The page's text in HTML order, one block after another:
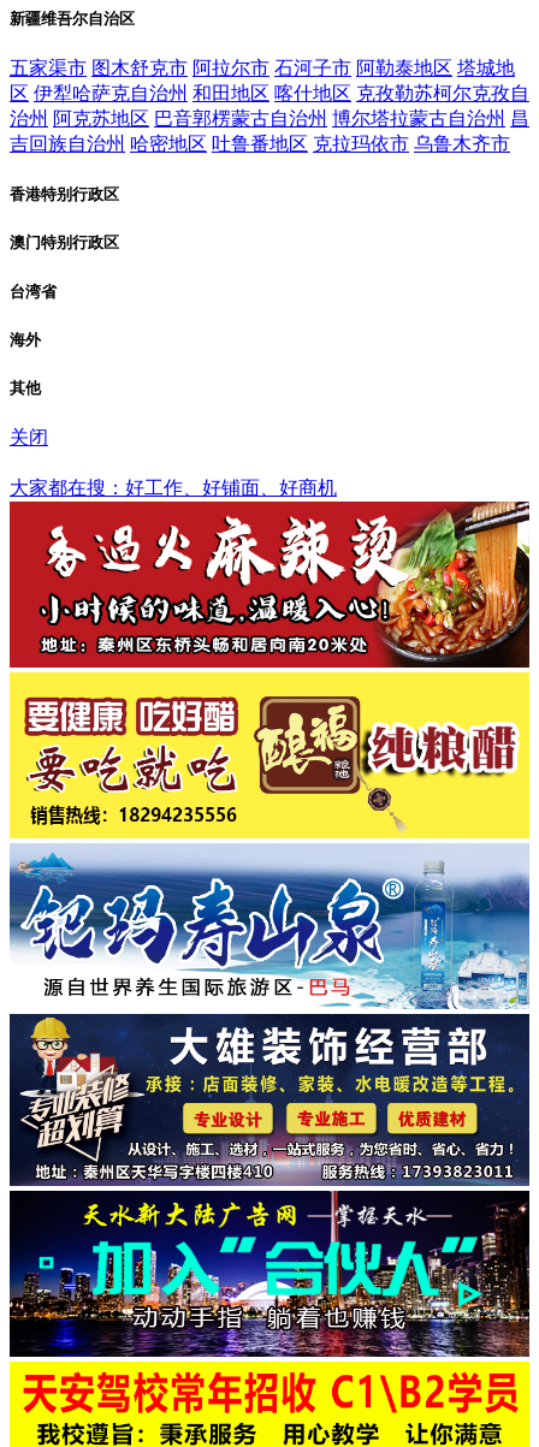
新疆维吾尔自治区
五家渠市 图木舒克市 阿拉尔市 石河子市 阿勒泰地区 塔城地
区 伊犁哈萨克自治州 和田地区 喀什地区 克孜勒苏柯尔克孜自
治州 阿克苏地区 巴音郭楞蒙古自治州 博尔塔拉蒙古自治州 昌
吉回族自治州 哈密地区 吐鲁番地区 克拉玛依市 乌鲁木齐市
香港特别行政区
澳门特别行政区
台湾省
海外
其他
关闭
大家都在搜：好工作、好铺面、好商机